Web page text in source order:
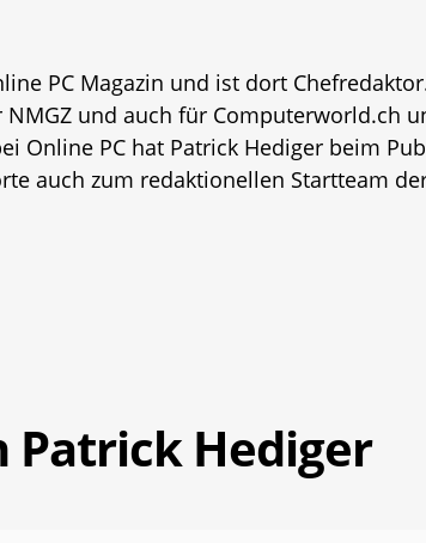
PC Magazin und ist dort
und auch für Computerworld.ch
Online PC hat Patrick Hediger beim
auch zum redaktionellen Startteam
Patrick Hediger